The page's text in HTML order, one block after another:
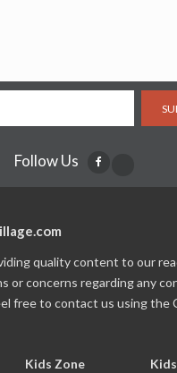
Follow Us
quality content to our
or concerns regarding any
free to contact us using the
Kids Zone